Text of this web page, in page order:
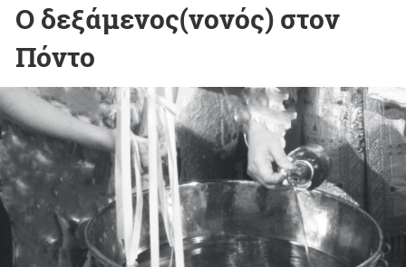
Ο δεξάμενος(νονός) στον
Πόντο